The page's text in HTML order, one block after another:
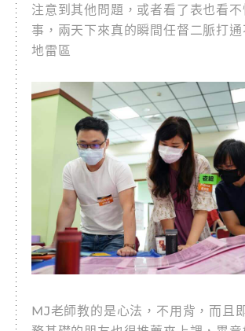
注意到其他問題，或者看了表也看
事，兩天下來真的瞬間任督二脈打
地雷區
MJ老師教的是心法，不用背，而且